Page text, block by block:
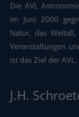
Die AVL
im Juni 2000
Natur, das
Veranstaltungen
ist das Ziel der AVL.
J.H.